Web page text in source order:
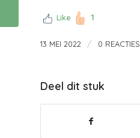
Like 1
13 MEI 2022 / 0 REACTIES
Deel dit stuk